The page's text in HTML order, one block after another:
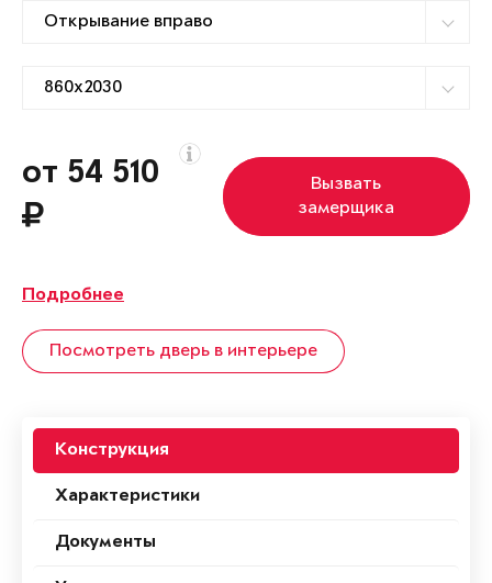
от 54 510
Вызвать
замерщика
Подробнее
Посмотреть дверь в интерьере
Конструкция
Характеристики
Документы